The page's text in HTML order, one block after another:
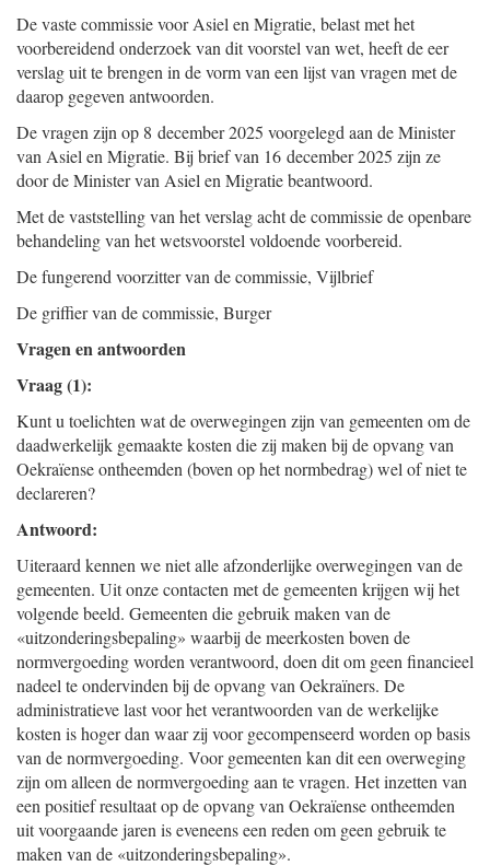
De vaste commissie voor Asiel en Migratie, belast met het
voorbereidend onderzoek van dit voorstel van wet, heeft de eer
verslag uit te brengen in de vorm van een lijst van vragen met de
daarop gegeven antwoorden.
De vragen zijn op 8 december 2025 voorgelegd aan de Minister
van Asiel en Migratie. Bij brief van 16 december 2025 zijn ze
door de Minister van Asiel en Migratie beantwoord.
Met de vaststelling van het verslag acht de commissie de openbare
behandeling van het wetsvoorstel voldoende voorbereid.
De fungerend voorzitter van de commissie, Vijlbrief
De griffier van de commissie, Burger
Vragen en antwoorden
Vraag (1):
Kunt u toelichten wat de overwegingen zijn van gemeenten om de
daadwerkelijk gemaakte kosten die zij maken bij de opvang van
Oekraïense ontheemden (boven op het normbedrag) wel of niet te
declareren?
Antwoord:
Uiteraard kennen we niet alle afzonderlijke overwegingen van de
gemeenten. Uit onze contacten met de gemeenten krijgen wij het
volgende beeld. Gemeenten die gebruik maken van de
«uitzonderingsbepaling» waarbij de meerkosten boven de
normvergoeding worden verantwoord, doen dit om geen financieel
nadeel te ondervinden bij de opvang van Oekraïners. De
administratieve last voor het verantwoorden van de werkelijke
kosten is hoger dan waar zij voor gecompenseerd worden op basis
van de normvergoeding. Voor gemeenten kan dit een overweging
zijn om alleen de normvergoeding aan te vragen. Het inzetten van
een positief resultaat op de opvang van Oekraïense ontheemden
uit voorgaande jaren is eveneens een reden om geen gebruik te
maken van de «uitzonderingsbepaling».